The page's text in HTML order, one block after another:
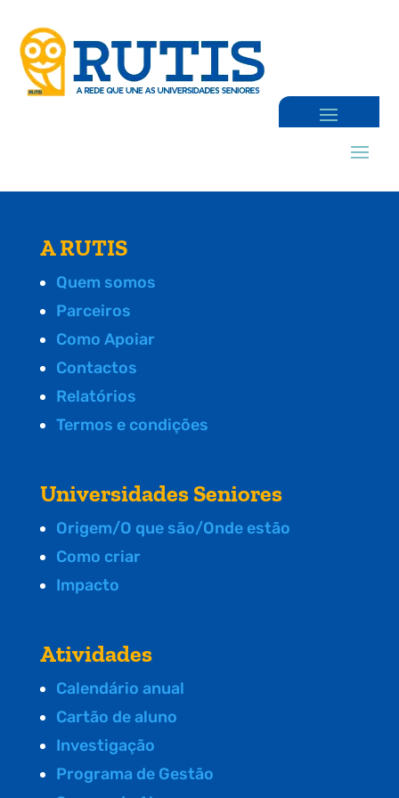
A RUTIS
Quem somos
Parceiros
Como Apoiar
Contactos
Relatórios
Termos e condições
Universidades Seniores
Origem/O que são/Onde estão
Como criar
Impacto
Atividades
Calendário anual
Cartão de aluno
Investigação
Programa de Gestão